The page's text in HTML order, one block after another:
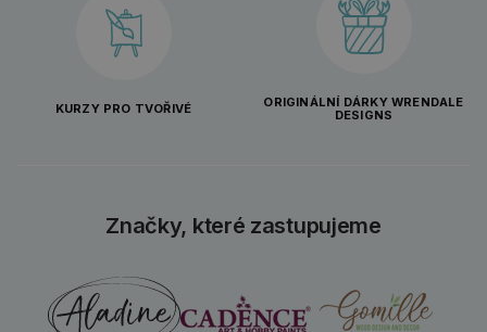
KURZY PRO TVOŘIVÉ
ORIGINÁLNÍ DÁRKY WRENDALE
DESIGNS
Značky, které zastupujeme